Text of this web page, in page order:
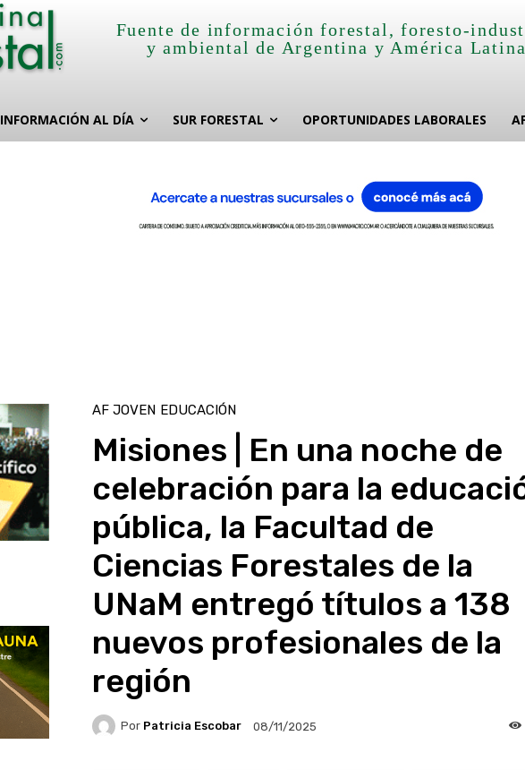
Fuente de información forestal, foresto-
y ambiental de Argentina y América
INFORMACIÓN AL DÍA SUR FORESTAL OPORTUNIDADES LABORALES
AF JOVEN EDUCACIÓN
Misiones | En una noche de
celebración para la
pública, la Facultad de
Ciencias Forestales de la
UNaM entregó títulos a 138
nuevos profesionales de la
región
Por Patricia Escobar 08/11/2025